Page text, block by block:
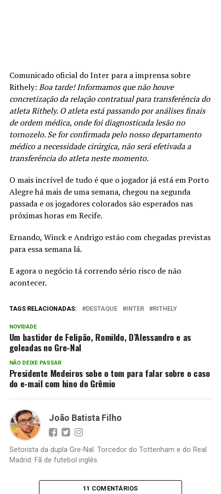
Comunicado oficial do Inter para a imprensa sobre
Rithely: Boa tarde! Informamos que não houve
concretização da relação contratual para transferência do
atleta Rithely. O atleta está passando por análises finais
de ordem médica, onde foi diagnosticada lesão no
tornozelo. Se for confirmada pelo nosso departamento
médico a necessidade cirúrgica, não será efetivada a
transferência do atleta neste momento.
O mais incrível de tudo é que o jogador já está em Porto
Alegre há mais de uma semana, chegou na segunda
passada e os jogadores colorados são esperados nas
próximas horas em Recife.
Ernando, Winck e Andrigo estão com chegadas previstas
para essa semana lá.
E agora o negócio tá correndo sério risco de não
acontecer.
TAGS RELACIONADAS: DESTAQUE INTER RITHELY
NOVIDADE
Um bastidor de Felipão, Romildo, D’Alessandro e as
goleadas no Gre-Nal
NÃO DEIXE PASSAR
Presidente Medeiros sobe o tom para falar sobre o caso
do e-mail com hino do Grêmio
João Batista Filho
Setorista da dupla Gre-Nal. Torcedor do Tottenham e do Real
Madrid. Fã de futebol inglês.
11 COMENTÁRIOS